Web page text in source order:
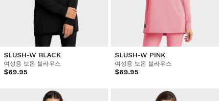
SLUSH-W BLACK
여성용 보온 블라우스
$69.95
SLUSH-W PINK
여성용 보온 블라우스
$69.95